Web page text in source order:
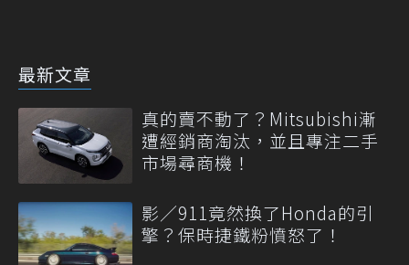
最新文章
真的賣不動了？Mitsubishi漸
遭經銷商淘汰，並且專注二手
市場尋商機！
影／911竟然換了Honda的引
擎？保時捷鐵粉憤怒了！